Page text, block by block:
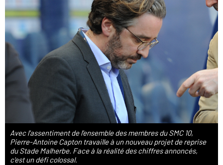
Avec l'assentiment de l'ensemble des membres du SMC 10,
Pierre-Antoine Capton travaille à un nouveau projet de reprise
du Stade Malherbe. Face à la réalité des chiffres annoncés,
c'est un défi colossal.